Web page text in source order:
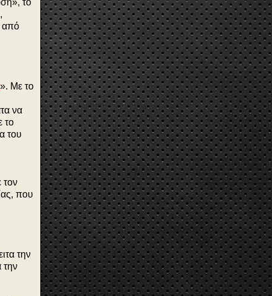
από
». Με το
να
το
του
τον
που
την
την